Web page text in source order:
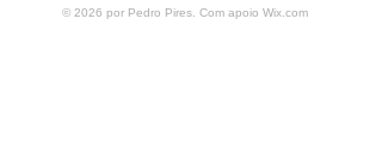
© 2026 por Pedro Pires. Com apoio Wix.com